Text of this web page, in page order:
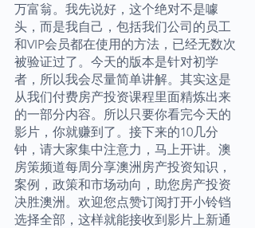
万富翁。我先说好，这个绝对不是噱
头，而是我自己，包括我们公司的员工
和VIP会员都在使用的方法，已经无数次
被验证过了。今天的版本是针对初学
者，所以我会尽量简单讲解。其实这是
从我们付费房产投资课程里面精炼出来
的一部分内容。所以只要你看完今天的
影片，你就赚到了。接下来的10几分
钟，请大家集中注意力，马上开讲。澳
房策频道每周分享澳洲房产投资知识，
案例，政策和市场动向，助您房产投资
决胜澳洲。欢迎您点赞订阅打开小铃铛
选择全部，这样就能接收到影片上新通